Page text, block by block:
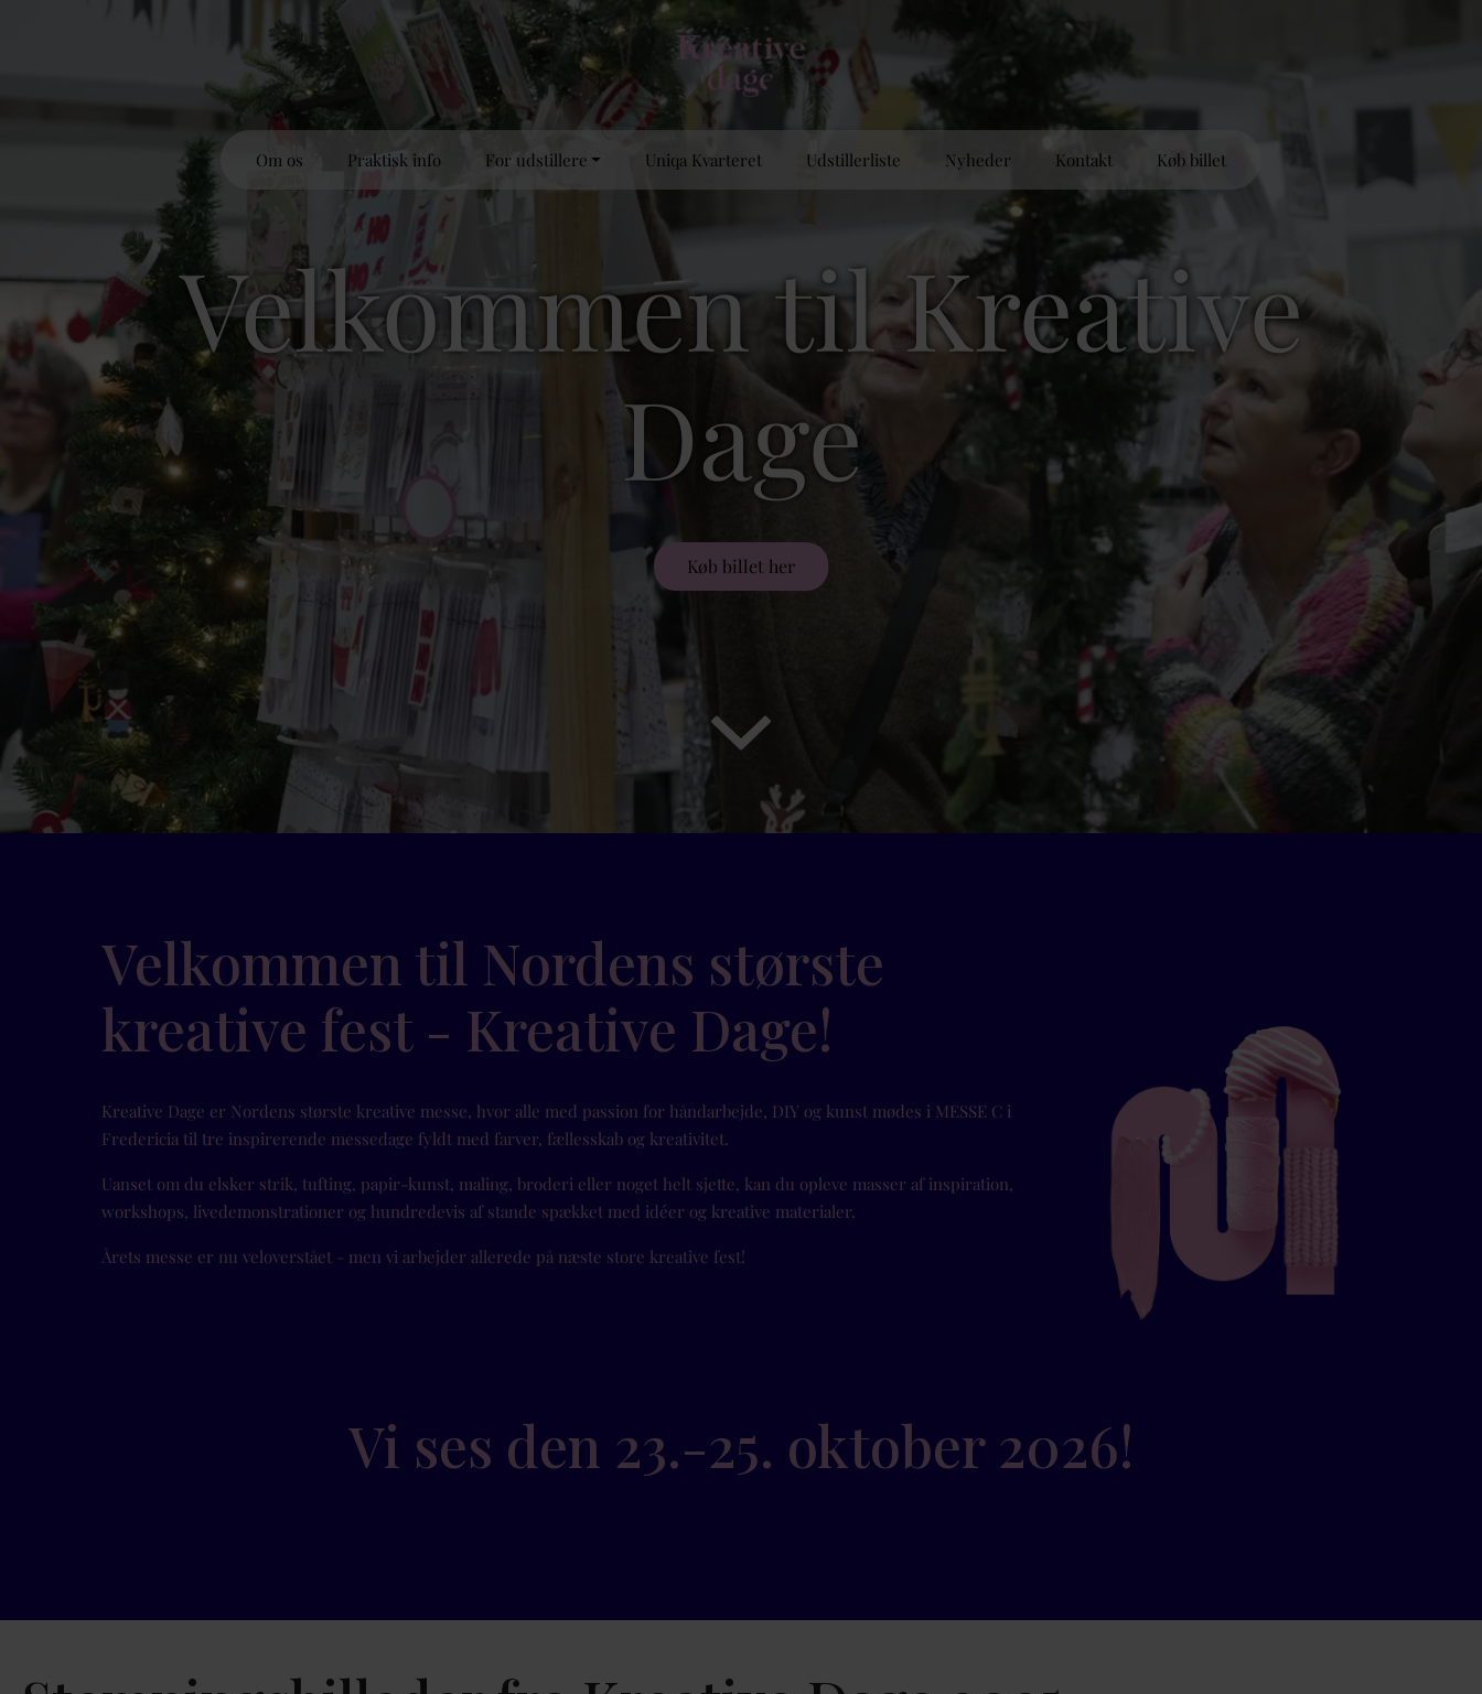
Om os Praktisk info For udstillere Uniqa Kvarteret Udstillerliste Nyheder Kontakt Køb billet
Velkommen til Kreative
Dage
Køb billet her
Velkommen til Nordens største
kreative fest - Kreative Dage!
Kreative Dage er Nordens største kreative messe, hvor alle med passion for håndarbejde, DIY og kunst mødes i MESSE C i
Fredericia til tre inspirerende messedage fyldt med farver, fællesskab og kreativitet.
Uanset om du elsker strik, tufting, papir-kunst, maling, broderi eller noget helt sjette, kan du opleve masser af inspiration,
workshops, livedemonstrationer og hundredevis af stande spækket med idéer og kreative materialer.
Årets messe er nu veloverstået - men vi arbejder allerede på næste store kreative fest!
Vi ses den 23.-25. oktober 2026!